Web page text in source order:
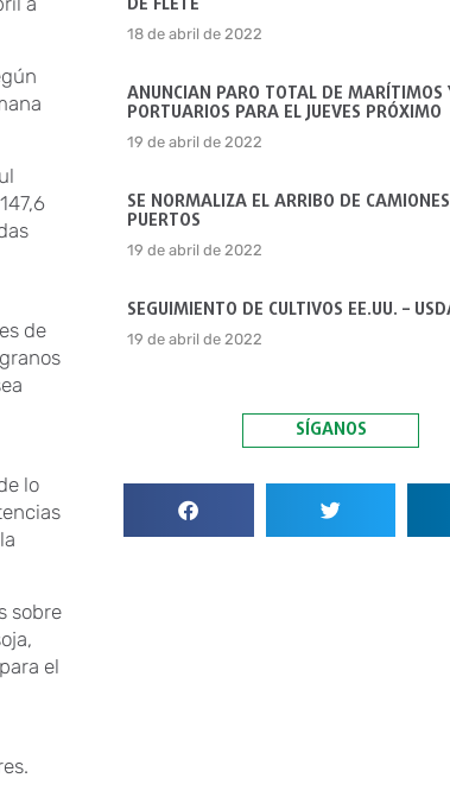
de
lo
sobre
el
18 de abril de 2022
ANUNCIAN PARO TOTAL DE MARÍTIMOS
PORTUARIOS PARA EL JUEVES PRÓXIMO
19 de abril de 2022
SE NORMALIZA EL ARRIBO DE
PUERTOS
19 de abril de 2022
SEGUIMIENTO DE CULTIVOS EE.UU. –
19 de abril de 2022
SÍGANOS